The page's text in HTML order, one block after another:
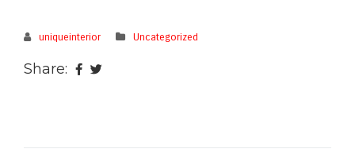
uniqueinterior Uncategorized
Share: